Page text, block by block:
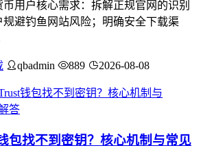
用户核心需求：拆解正规官网的识别
避钓鱼网站风险；明确安全下载渠
qbadmin 889 2026-08-08
包找不到密钥？核心机制与常见